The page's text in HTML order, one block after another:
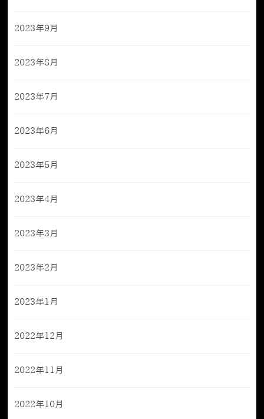
2023年9月
2023年8月
2023年7月
2023年6月
2023年5月
2023年4月
2023年3月
2023年2月
2023年1月
2022年12月
2022年11月
2022年10月